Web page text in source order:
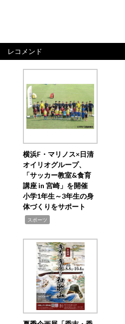
レコメンド
横浜F・マリノス×日清
オイリオグループ、
「サッカー教室&食育
講座 in 宮崎」を開催
小学1年生～3年生の身
体づくりをサポート
スポーツ